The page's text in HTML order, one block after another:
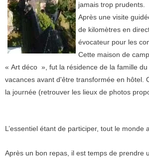
jamais trop prudents.
Après une visite
de kilomètres en
évocateur pour les
Cette maison de
« Art déco », fut la résidence de la famille
vacances avant d'être transformée en hôtel.
la journée (retrouver les lieux de photos
L’essentiel étant de participer, tout le
Après un bon repas, il est temps de prendre